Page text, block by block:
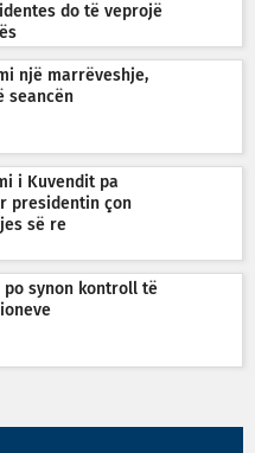
do të veprojë
një marrëveshje,
seancën
i Kuvendit pa
presidentin çon
së re
po synon kontroll të